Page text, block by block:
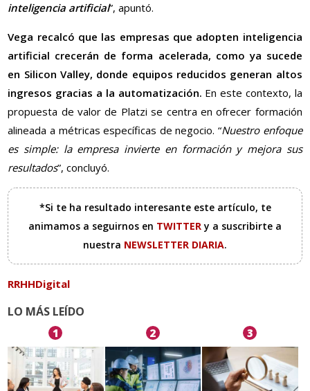
inteligencia artificial”, apuntó.
Vega recalcó que las empresas que adopten inteligencia
artificial crecerán de forma acelerada, como ya sucede
en Silicon Valley, donde equipos reducidos generan altos
ingresos gracias a la automatización. En este contexto, la
propuesta de valor de Platzi se centra en ofrecer formación
alineada a métricas específicas de negocio. “Nuestro enfoque
es simple: la empresa invierte en formación y mejora sus
resultados”, concluyó.
*Si te ha resultado interesante este artículo, te
animamos a seguirnos en TWITTERy a suscribirte a
nuestra NEWSLETTER DIARIA.
RRHHDigital
LO MÁS LEÍDO
1 2 3